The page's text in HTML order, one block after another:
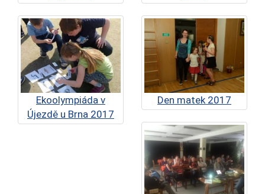
Ekoolympiáda v
Újezdě u Brna 2017
Den matek 2017